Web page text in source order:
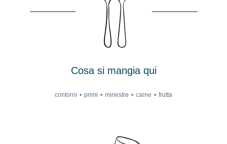
Cosa si mangia qui
contorni primi minestre carne frutta